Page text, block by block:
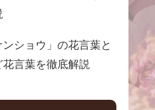
ンショウ」の花言葉と
言葉を徹底解説